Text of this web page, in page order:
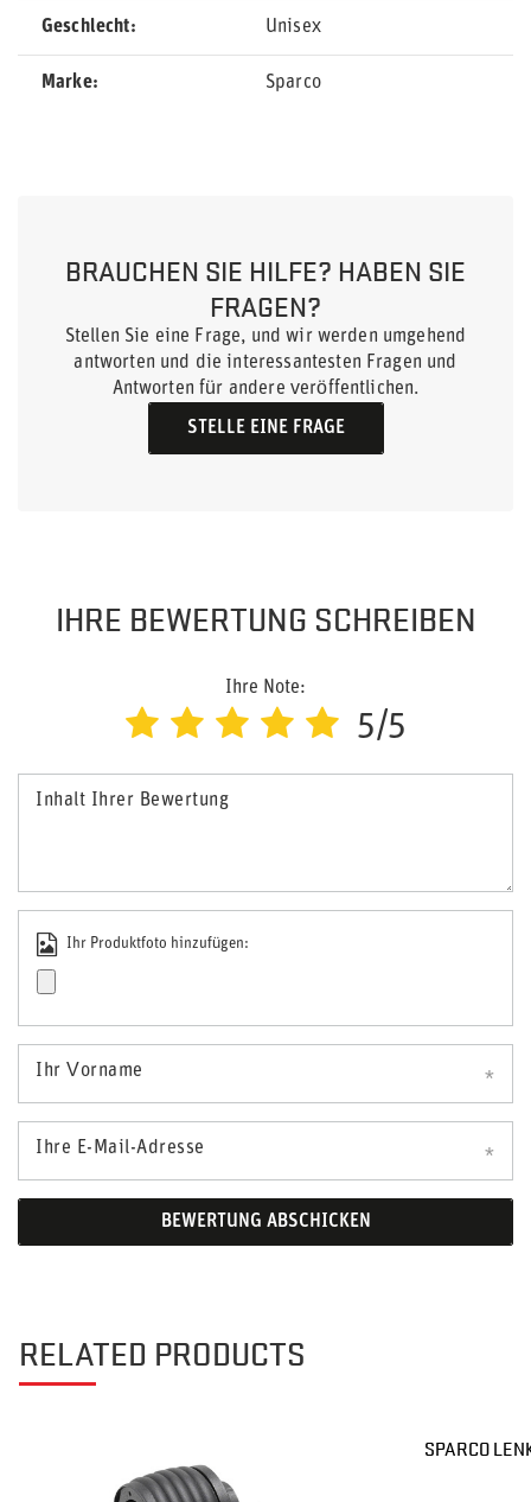
Geschlecht Unisex
Marke Sparco
BRAUCHEN SIE HILFE? HABEN SIE
FRAGEN?
Stellen Sie eine Frage, und wir werden umgehend
antworten und die interessantesten Fragen und
Antworten für andere veröffentlichen.
STELLE EINE FRAGE
IHRE BEWERTUNG SCHREIBEN
Ihre Note:
5/5
Inhalt Ihrer Bewertung
Ihr Produktfoto hinzufügen:
Ihr Vorname
Ihre E-Mail-Adresse
BEWERTUNG ABSCHICKEN
RELATED PRODUCTS
SPARCO